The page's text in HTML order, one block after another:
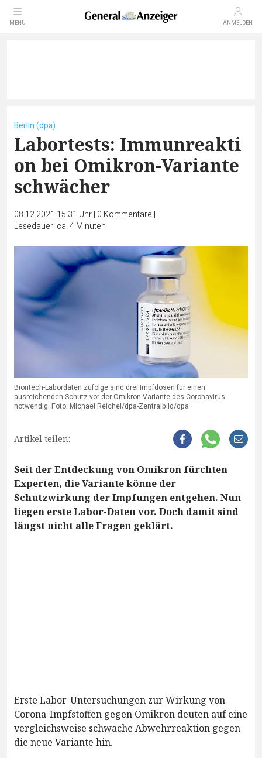
MENÜ ANMELDEN
Berlin (dpa)
Labortests: Immunreakti
on bei Omikron-Variante
schwächer
08.12.2021 15:31 Uhr| 0 Kommentare |
Lesedauer: ca. 4 Minuten
Biontech-Labordaten zufolge sind drei Impfdosen für einen
ausreichenden Schutz vor der Omikron-Variante des Coronavirus
notwendig. Foto: Michael Reichel/dpa-Zentralbild/dpa
Artikel teilen:
Seit der Entdeckung von Omikron fürchten
Experten, die Variante könne der
Schutzwirkung der Impfungen entgehen. Nun
liegen erste Labor-Daten vor. Doch damit sind
längst nicht alle Fragen geklärt.
Erste Labor-Untersuchungen zur Wirkung von
Corona-Impfstoffen gegen Omikron deuten auf eine
vergleichsweise schwache Abwehrreaktion gegen
die neue Variante hin.